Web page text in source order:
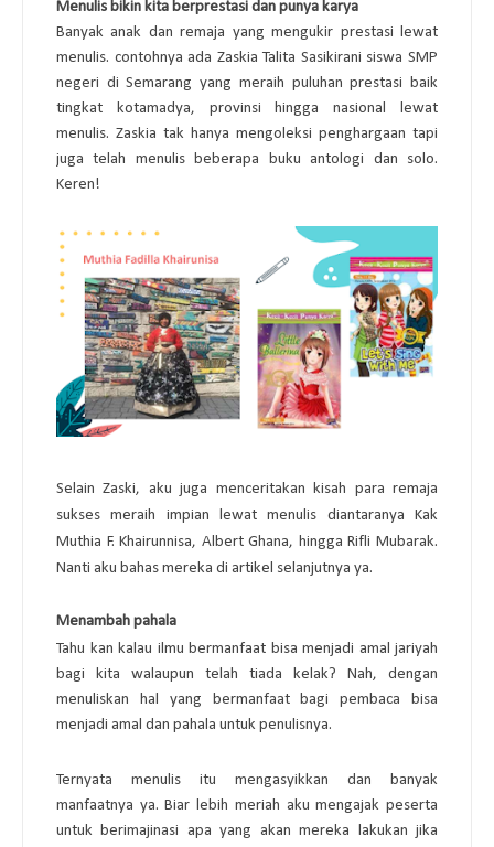
Menulis bikin kita berprestasi dan punya karya
Banyak anak dan remaja yang mengukir prestasi lewat
menulis. contohnya ada Zaskia Talita Sasikirani siswa SMP
negeri di Semarang yang meraih puluhan prestasi baik
tingkat kotamadya, provinsi hingga nasional lewat
menulis. Zaskia tak hanya mengoleksi penghargaan tapi
juga telah menulis beberapa buku antologi dan solo.
Keren!
Selain Zaski, aku juga menceritakan kisah para remaja
sukses meraih impian lewat menulis diantaranya Kak
Muthia F. Khairunnisa, Albert Ghana, hingga Rifli Mubarak.
Nanti aku bahas mereka di artikel selanjutnya ya.
Menambah pahala
Tahu kan kalau ilmu bermanfaat bisa menjadi amal jariyah
bagi kita walaupun telah tiada kelak? Nah, dengan
menuliskan hal yang bermanfaat bagi pembaca bisa
menjadi amal dan pahala untuk penulisnya.
Ternyata menulis itu mengasyikkan dan banyak
manfaatnya ya. Biar lebih meriah aku mengajak peserta
untuk berimajinasi apa yang akan mereka lakukan jika